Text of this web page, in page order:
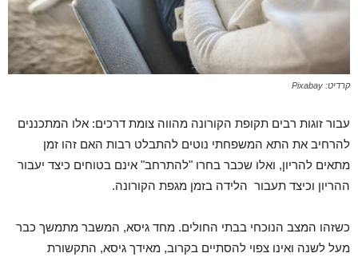
קרדיט: Pixabay
עבור זוגות רבים תקופת הקורונה מהווה צומת דרכים: אלו המתכננים
להרחיב את התא המשפחתי נוטים להתבלט רבות האם זהו זמן
מתאים להריון, ואלו שכבר בחרו "להתרחב" אינם בטוחים כיצד יעבור
ההריון וכיצד תעבור הלידה בזמן מגפת הקורונה.
כשזהו המצב הנוכחי בבתי החולים. מחד גיסא, המשבר מתמשך כבר
מעל לשנה ואינו צפוי להסתיים בקרוב, מאידך גיסא, התקשורת